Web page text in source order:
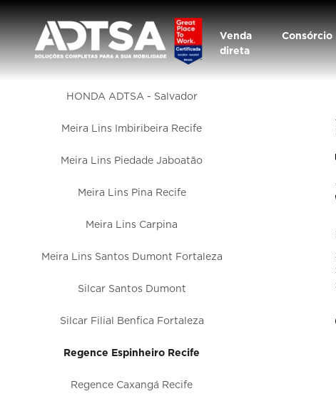
Venda
direta
Consórcio
HONDA ADTSA - Salvador
Meira Lins Imbiribeira Recife
Meira Lins Piedade Jaboatão
Meira Lins Pina Recife
Meira Lins Carpina
Meira Lins Santos Dumont Fortaleza
Silcar Santos Dumont
Silcar Filial Benfica Fortaleza
Regence Espinheiro Recife
Regence Caxangá Recife